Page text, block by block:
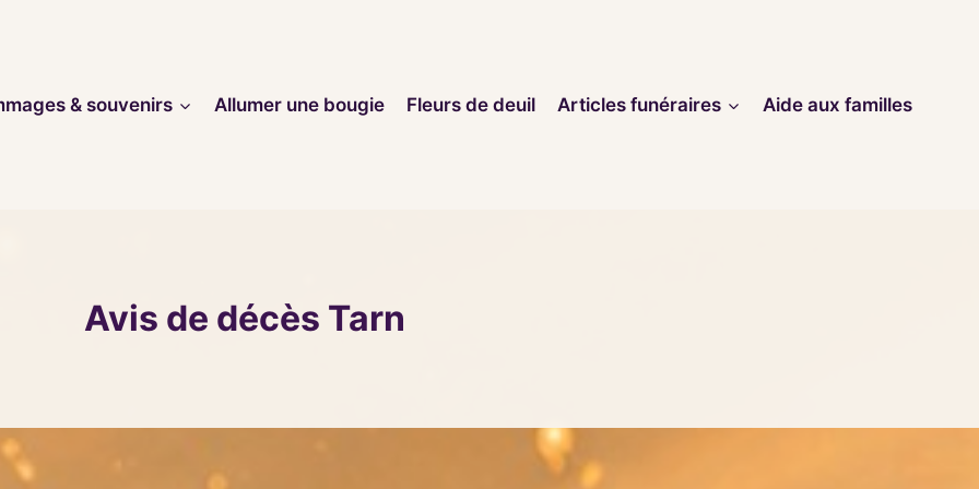
& souvenirs
Allumer une bougie Fleurs de deuil Articles funéraires Aide aux familles
Avis de décès Tarn